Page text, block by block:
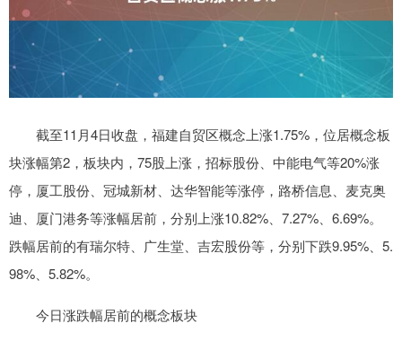
截至11月4日收盘，福建自贸区概念上涨1.75%，位居概念板
块涨幅第2，板块内，75股上涨，招标股份、中能电气等20%涨
停，厦工股份、冠城新材、达华智能等涨停，路桥信息、麦克奥
迪、厦门港务等涨幅居前，分别上涨10.82%、7.27%、6.69%。
跌幅居前的有瑞尔特、广生堂、吉宏股份等，分别下跌9.95%、5.
98%、5.82%。
今日涨跌幅居前的概念板块